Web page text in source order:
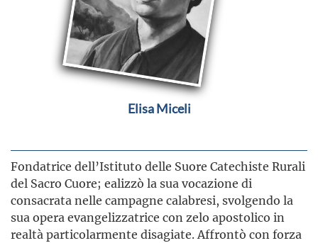
Elisa Miceli
Fondatrice dell’Istituto delle Suore Catechiste Rurali
del Sacro Cuore; ealizzò la sua vocazione di
consacrata nelle campagne calabresi, svolgendo la
sua opera evangelizzatrice con zelo apostolico in
realtà particolarmente disagiate. Affrontò con forza